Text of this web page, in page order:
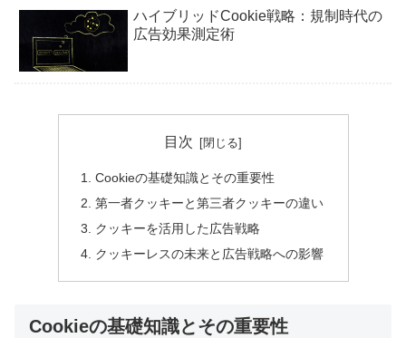
ハイブリッドCookie戦略：規制時代の
広告効果測定術
目次
Cookieの基礎知識とその重要性
第一者クッキーと第三者クッキーの違い
クッキーを活用した広告戦略
クッキーレスの未来と広告戦略への影響
Cookieの基礎知識とその重要性